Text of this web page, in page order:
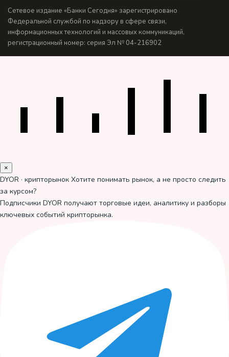
Сетевое издание «Банки Сегодня» зарегистрировано
Федеральной службой по надзору в сфере связи,
информационных технологий и массовых коммуникаций,
регистрационный номер: серия Эл № 04-216902
×
DYOR · крипторынок Хотите понимать рынок, а не просто следить
за курсом?
Подписчики DYOR получают торговые идеи, аналитику и разборы
ключевых событий крипторынка.